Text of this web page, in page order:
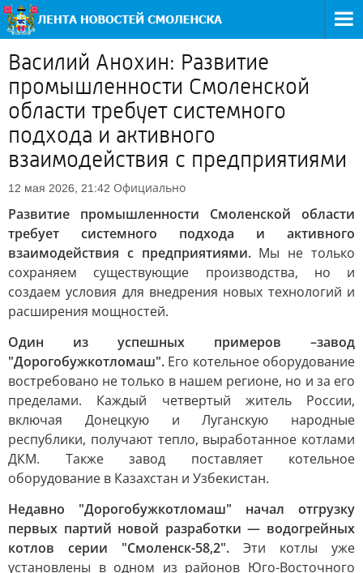
Василий Анохин: Развитие
промышленности Смоленской
области требует системного
подхода и активного
взаимодействия с предприятиями
12 мая 2026, 21:42 Официально
Развитие промышленности Смоленской области
требует системного подхода и активного
взаимодействия с предприятиями. Мы не только
сохраняем существующие производства, но и
создаем условия для внедрения новых технологий и
расширения мощностей.
Один из успешных примеров –завод
"Дорогобужкотломаш". Его котельное оборудование
востребовано не только в нашем регионе, но и за его
пределами. Каждый четвертый житель России,
включая Донецкую и Луганскую народные
республики, получают тепло, выработанное котлами
ДКМ. Также завод поставляет котельное
оборудование в Казахстан и Узбекистан.
Недавно "Дорогобужкотломаш" начал отгрузку
первых партий новой разработки — водогрейных
котлов серии "Смоленск-58,2". Эти котлы уже
установлены в одном из районов Юго-Восточного